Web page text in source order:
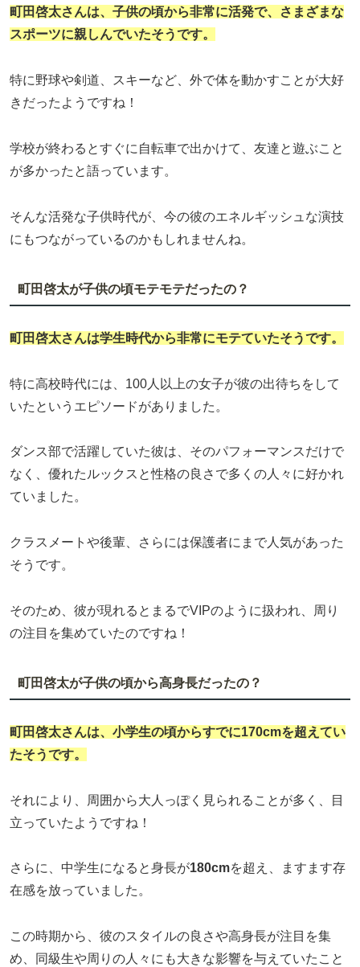
町田啓太さんは、子供の頃から非常に活発で、さまざまな
スポーツに親しんでいたそうです。
特に野球や剣道、スキーなど、外で体を動かすことが大好
きだったようですね！
学校が終わるとすぐに自転車で出かけて、友達と遊ぶこと
が多かったと語っています。
そんな活発な子供時代が、今の彼のエネルギッシュな演技
にもつながっているのかもしれませんね。
町田啓太が子供の頃モテモテだったの？
町田啓太さんは学生時代から非常にモテていたそうです。
特に高校時代には、100人以上の女子が彼の出待ちをして
いたというエピソードがありました。
ダンス部で活躍していた彼は、そのパフォーマンスだけで
なく、優れたルックスと性格の良さで多くの人々に好かれ
ていました。
クラスメートや後輩、さらには保護者にまで人気があった
そうです。
そのため、彼が現れるとまるでVIPのように扱われ、周り
の注目を集めていたのですね！
町田啓太が子供の頃から高身長だったの？
町田啓太さんは、小学生の頃からすでに170cmを超えてい
たそうです。
それにより、周囲から大人っぽく見られることが多く、目
立っていたようですね！
さらに、中学生になると身長が180cmを超え、ますます存
在感を放っていました。
この時期から、彼のスタイルの良さや高身長が注目を集
め、同級生や周りの人々にも大きな影響を与えていたこと